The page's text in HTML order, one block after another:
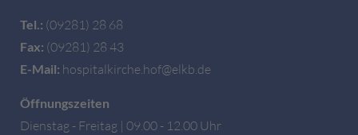
Tel.: (09281) 28 68
Fax: (09281) 28 43
E-Mail: hospitalkirche.hof@elkb.de
Öffnungszeiten
Dienstag - Freitag | 09.00 - 12.00 Uhr